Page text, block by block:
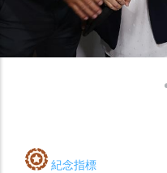
紀念指標